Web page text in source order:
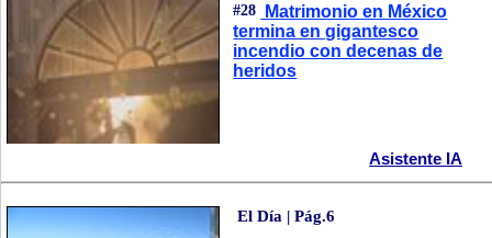
#28
Matrimonio en México
termina en gigantesco
incendio con decenas de
heridos
Asistente IA
El Día | Pág.6